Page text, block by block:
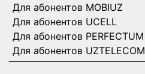
Для абонентов MOBIUZ
Для абонентов UCELL
Для абонентов PERFECTUM
Для абонентов UZTELECOM